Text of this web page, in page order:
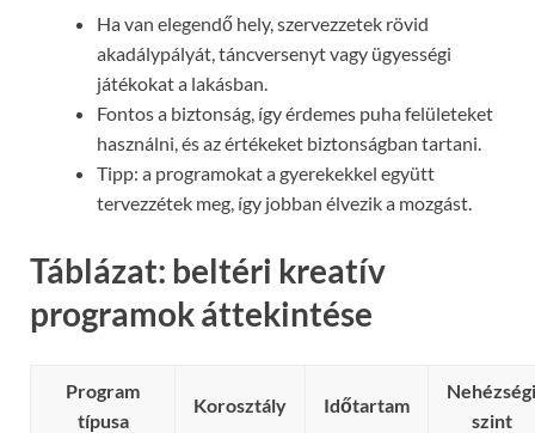
Ha van elegendő hely, szervezzetek rövid
akadálypályát, táncversenyt vagy ügyességi
játékokat a lakásban.
Fontos a biztonság, így érdemes puha felületeket
használni, és az értékeket biztonságban tartani.
Tipp: a programokat a gyerekekkel együtt
tervezzétek meg, így jobban élvezik a mozgást.
Táblázat: beltéri kreatív
programok áttekintése
Program
típusa
Korosztály Időtartam
Nehézségi
szint